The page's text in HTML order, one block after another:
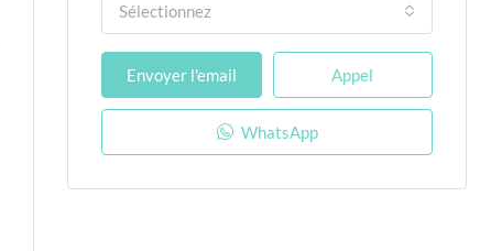
Sélectionnez
Envoyer l'email Appel
WhatsApp